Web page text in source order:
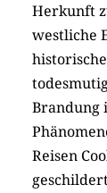
Herkunft
westliche
Brandung
Reisen